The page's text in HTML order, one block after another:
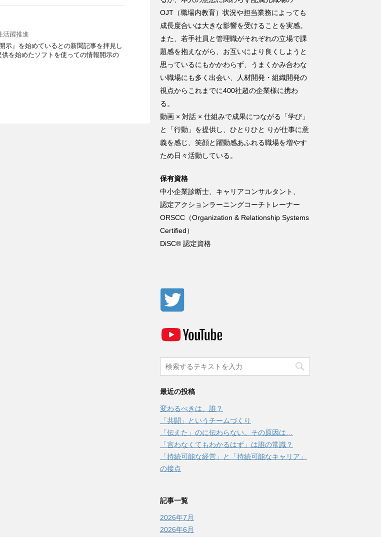
活躍推進
示』を始めているとの新聞記事を拝見し
を始めたソフトを使っての情報開示の
OJT （職場内教育）状況や担当業務によっても
成長度合いは大きな影響を受けることを実感。
また、若手社員と管理職がそれぞれの立場で課
題感を抱えながら、お互いにより良くしようと
思っているにもかかわらず、うまくかみ合わな
い職場にも多く出会い、人材開発・組織開発の
視点からこれまでに400社超の企業様に携わ
る。
動画 × 対話 × 仕組みで成果につながる「学び」
と「行動」を提供し、ひとりひと
りが仕事に意
義を感じ、笑顔と躍動感あふれる職場を増やす
ため日々活動している。
保有資格
中小企業診断士、キャリアコンサルタント、
認定アクションラーニングコーチトレーナー
ORSCC （Organization & Relationship Systems
Certified）
DiSC® 認定資格
最近の投稿
変わるべきは、誰？
「共闘」というチームづくり
「伝えた」のに伝わらない。その原因は…
「言わなくてもわかるはず」は誰の常識？
「持続可能な経営」と「持続可能なキャリア」
の接点
記事一覧
2026年7月
2026年6月